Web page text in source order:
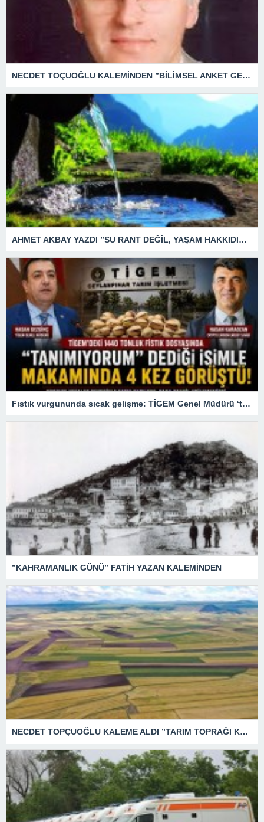
NECDET TOÇUOĞLU KALEMİNDEN ”BİLİMSEL ANKET GERÇEĞİ, SEÇİM ANKETİ BEKLENTİYİ YANSITIR.”
AHMET AKBAY YAZDI ”SU RANT DEĞİL, YAŞAM HAKKIDIR.” SUDA MI İÇMEYELİM ?
Fıstık vurgununda sıcak gelişme: TİGEM Genel Müdürü ‘tanımıyorum’ dediği firari patronla 4 kez görüşmüş
”KAHRAMANLIK GÜNÜ” FATİH YAZAN KALEMİNDEN
NECDET TOPÇUOĞLU KALEME ALDI ”TARIM TOPRAĞI KATLİAMI”